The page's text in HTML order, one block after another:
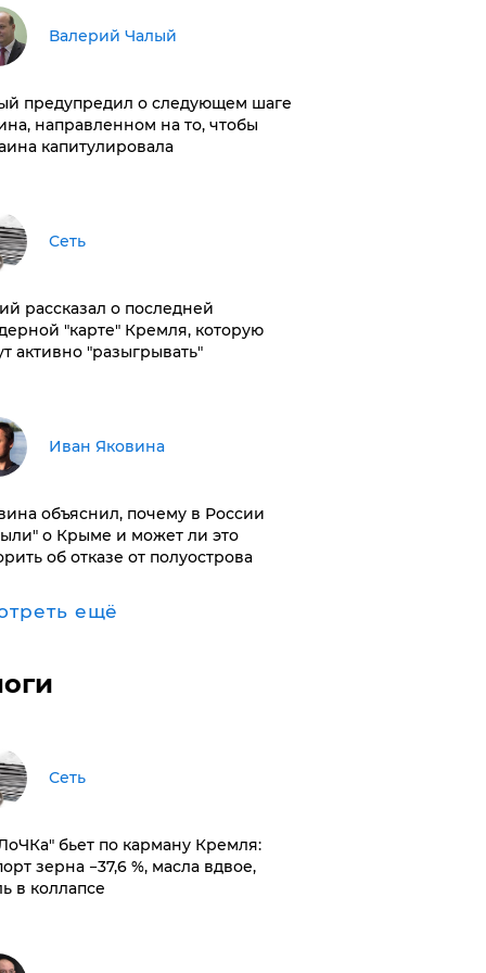
Валерий Чалый
предупредил о следующем шаге
направленном на то, чтобы
капитулировала
Сеть
рассказал о последней
"карте" Кремля, которую
активно "разыгрывать"
Иван Яковина
объяснил, почему в России
о Крыме и может ли это
об отказе от полуострова
ещё
Сеть
бьет по карману Кремля:
зерна −37,6 %, масла вдвое,
в коллапсе